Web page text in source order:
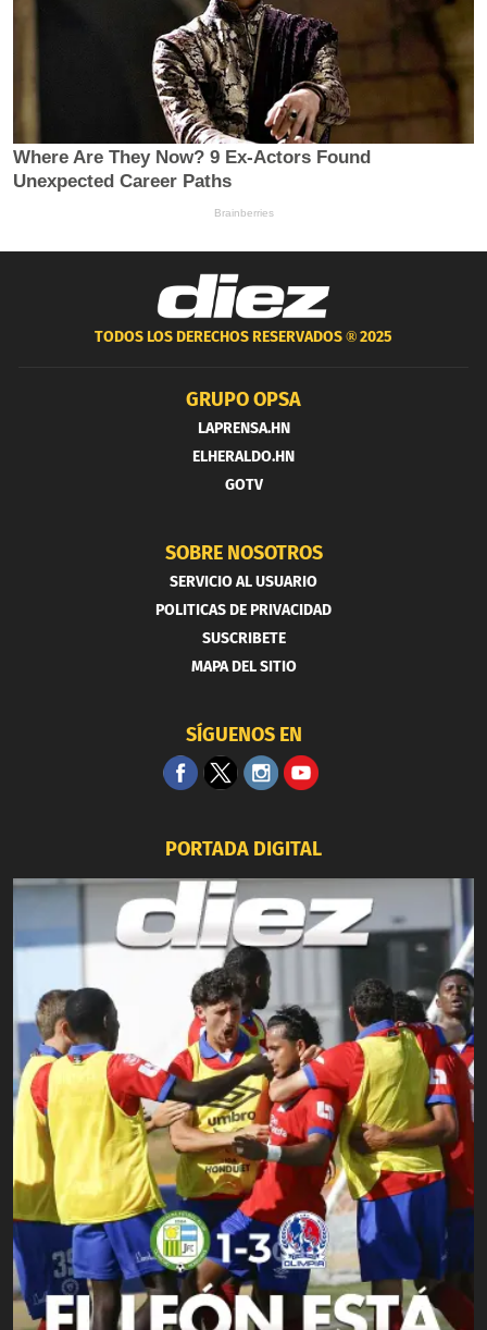
TODOS LOS DERECHOS RESERVADOS ®2025
GRUPO OPSA
LAPRENSA.HN
ELHERALDO.HN
GOTV
SOBRE NOSOTROS
SERVICIO AL USUARIO
POLITICAS DE PRIVACIDAD
SUSCRIBETE
MAPA DEL SITIO
SÍGUENOS EN
PORTADA DIGITAL